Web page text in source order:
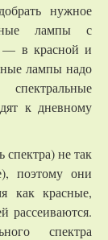
нужное
лампы с
— в красной и
лампы надо
к дневному
спектра) не так
поэтому они
как красные,
рассеиваются.
спектра